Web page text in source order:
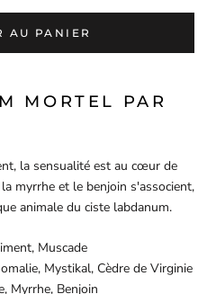
AU PANIER
MORTEL PAR
la sensualité est au cœur de
myrrhe et le benjoin s'associent,
animale du ciste labdanum.
Muscade
Mystikal, Cèdre de Virginie
Myrrhe, Benjoin